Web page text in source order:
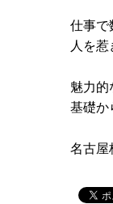
仕事で
人を
魅力的
基礎か
名古